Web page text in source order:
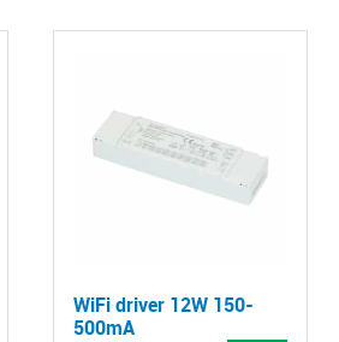
WiFi driver 12W 150-
500mA